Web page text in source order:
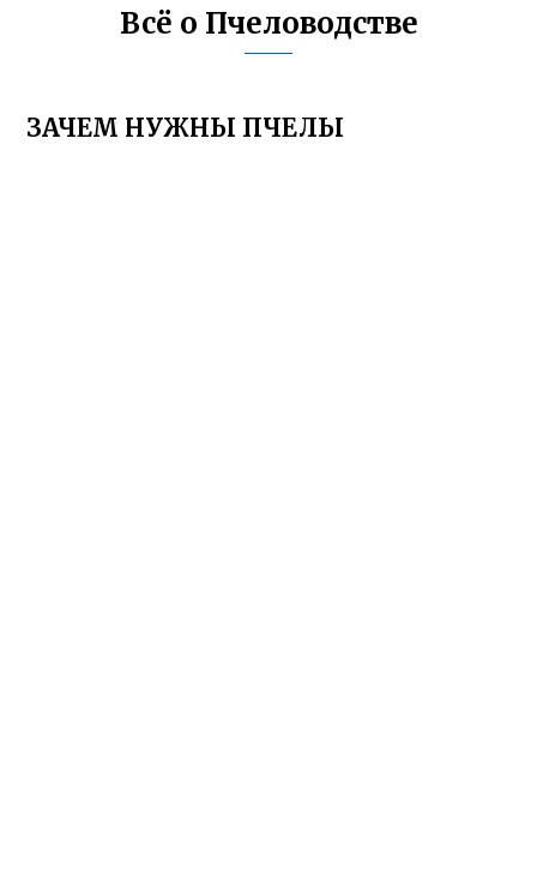
Всё о Пчеловодстве
ЗАЧЕМ НУЖНЫ ПЧЕЛЫ